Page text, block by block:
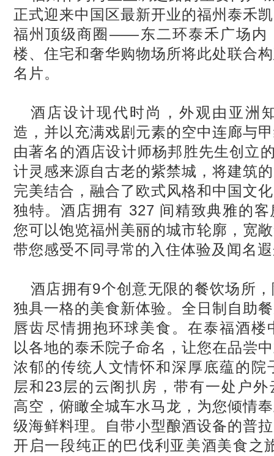
正式迎来中国区最新开业的福州泰禾
福州顶级商圈——东二环泰禾广场内
楼、住宅和奢华购物场所将此处联合
名片。
酒店设计现代时尚，外观由亚洲
造，并以充满戏剧元素的空中连廊与
由著名的酒店设计师杨邦胜先生创立
计灵感来源自古老的紫禁城，将建筑
完美结合，融合了欧式风格和中国文
独特。酒店拥有 327 间精致典雅的
您可以饱览福州美丽的城市轮廓，宽
带您感受不同寻常的入住体验及闻名
酒店拥有9个创意无限的餐饮场所
独具一格的美食新体验。全日制自助
唇齿尽情拥抱环球美食。在泰福酒楼
以各地的泰禾院子命名，让您在品尝
浓郁的传统人文情怀和深厚底蕴的院
层和23层的云阁扒房，带有一处户
高空，俯瞰全城车水马龙，为您倾情
级海鲜料理。自带小型酿酒设备的普
开启一段纯正的巴伐利亚美酒美食之